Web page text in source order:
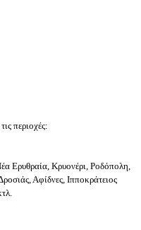
περιοχές:
Ερυθραία, Κρυονέρι, Ροδόπολη,
Αφίδνες, Ιπποκράτειος